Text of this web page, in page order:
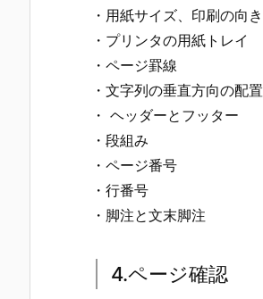
・用紙サイズ、印刷の向き
・プリンタの用紙トレイ
・ページ罫線
・文字列の垂直方向の配置
・ ヘッダーとフッター
・段組み
・ページ番号
・行番号
・脚注と文末脚注
4.ページ確認